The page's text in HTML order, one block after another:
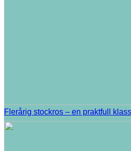
Flerårig stockros – en praktfull